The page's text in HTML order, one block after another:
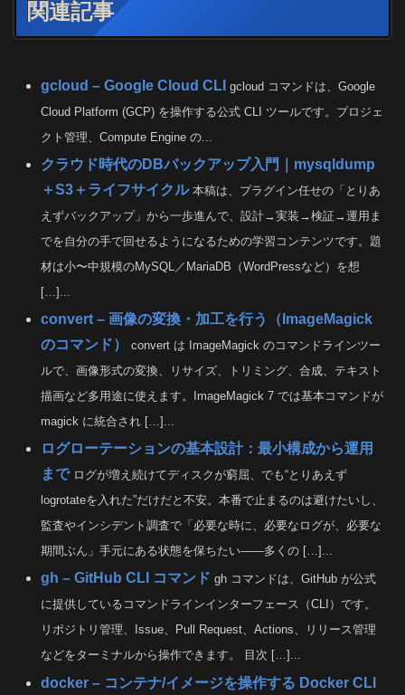
関連記事
gcloud – Google Cloud CLI gcloud コマンドは、Google
Cloud Platform (GCP) を操作する公式 CLI ツールです。プロジェ
クト管理、Compute Engine の...
クラウド時代のDBバックアップ入門｜mysqldump
＋S3＋ライフサイクル 本稿は、プラグイン任せの「とりあ
えずバックアップ」から一歩進んで、設計→実装→検証→運用ま
でを自分の手で回せるようになるための学習コンテンツです。題
材は小〜中規模のMySQL／MariaDB（WordPressなど）を想
[…]...
convert – 画像の変換・加工を行う（ImageMagick
のコマンド）
convert は ImageMagick のコマンドラインツー
ルで、画像形式の変換、リサイズ、トリミング、合成、テキスト
描画など多用途に使えます。ImageMagick 7 では基本コマンドが
magick に統合され […]...
ログローテーションの基本設計：最小構成から運用
まで ログが増え続けてディスクが窮屈、でも“とりあえず
logrotateを入れた”だけだと不安。本番で止まるのは避けたいし、
監査やインシデント調査で「必要な時に、必要なログが、必要な
期間ぶん」手元にある状態を保ちたい——多くの […]...
gh – GitHub CLI コマンド gh コマンドは、GitHub が公式
に提供しているコマンドラインインターフェース（CLI）です。
リポジトリ管理、Issue、Pull Request、Actions、リリース管理
などをターミナルから操作できます。 目次 […]...
docker – コンテナ/イメージを操作する Docker CLI